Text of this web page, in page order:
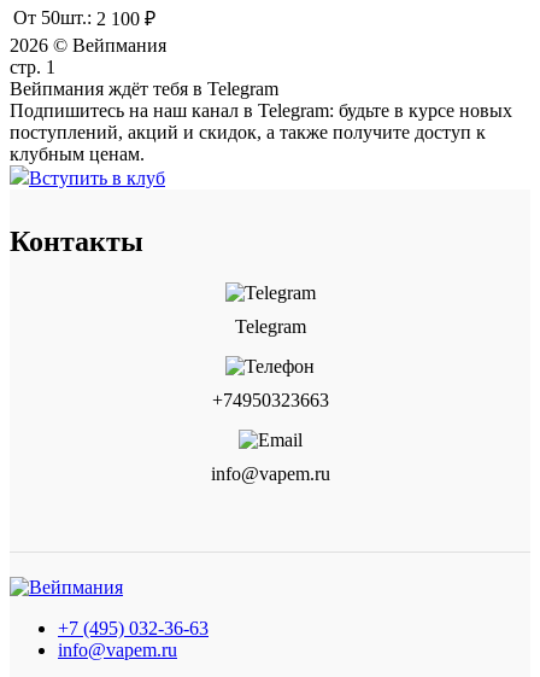
От 50шт.: 2 100 ₽
2026 © Вейпмания
стр. 1
Вейпмания ждёт тебя в Telegram
Подпишитесь на наш канал в Telegram: будьте в курсе новых
поступлений, акций и скидок, а также получите доступ к
клубным ценам.
Вступить в клуб
Контакты
Telegram
+74950323663
info@vapem.ru
+7 (495) 032-36-63
info@vapem.ru